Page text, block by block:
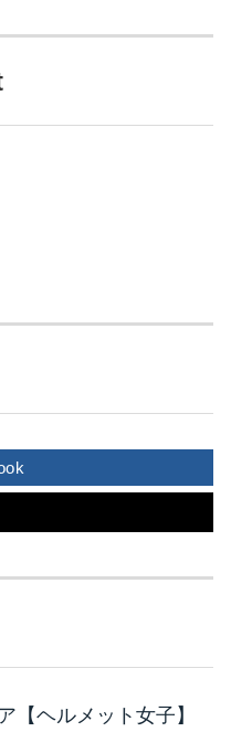
ではなく、Audiが開
動運転コンセプトカ
披露された無人走行
なブレーキングやコ
たそうなので
糸乱れぬ安定したス
【ヘルメット女子】